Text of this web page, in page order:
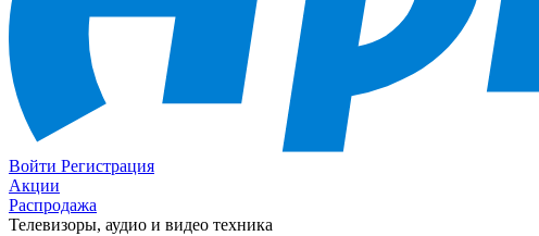
Войти Регистрация
Акции
Распродажа
Телевизоры, аудио и видео техника